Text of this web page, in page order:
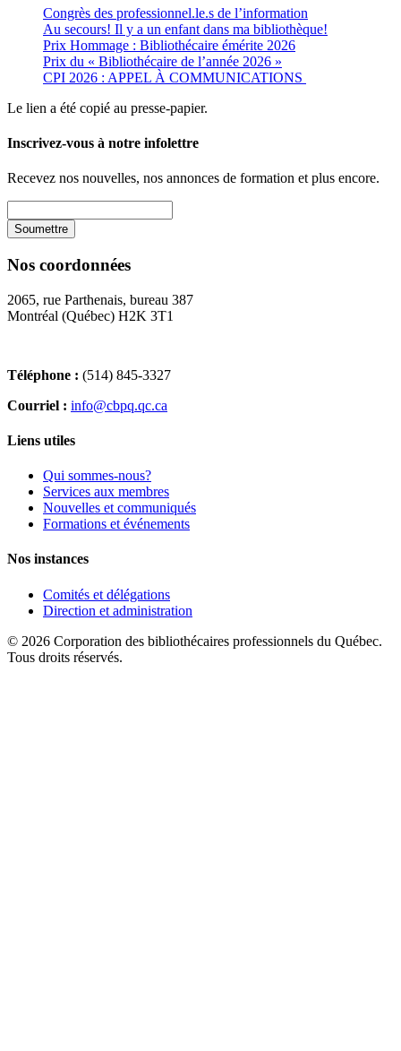
Congrès des professionnel.le.s de l’information
Au secours! Il y a un enfant dans ma bibliothèque!
Prix Hommage : Bibliothécaire émérite 2026
Prix du « Bibliothécaire de l’année 2026 »
CPI 2026 : APPEL À COMMUNICATIONS
Le lien a été copié au presse-papier.
Inscrivez-vous à notre infolettre
Recevez nos nouvelles, nos annonces de formation et plus encore.
Nos coordonnées
2065, rue Parthenais, bureau 387
Montréal (Québec) H2K 3T1
Téléphone : (514) 845-3327
Courriel : info@cbpq.qc.ca
Liens utiles
Qui sommes-nous?
Services aux membres
Nouvelles et communiqués
Formations et événements
Nos instances
Comités et délégations
Direction et administration
© 2026 Corporation des bibliothécaires professionnels du Québec.
Tous droits réservés.